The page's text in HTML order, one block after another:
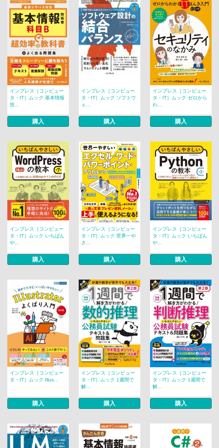
インプレス［コンピュー
タ・IT］ムック 基本情報
技...
購入
インプレス［コンピュー
タ・IT］ムック ソフトウ
ェ...
購入
インプレス［コンピュー
タ・IT］ムック ゼロから
わ...
購入
インプレス［コンピュー
タ・IT］ムック いちばん
や...
購入
インプレス［コンピュー
タ・IT］ムック 世界一や
さ...
購入
インプレス［コンピュー
タ・IT］ムック いちばん
や...
購入
インプレス［コンピュー
タ・IT］ムック Illus...
購入
インプレス［コンピュー
タ・IT］ムック 1週間で
解...
購入
インプレス［コンピュー
タ・IT］ムック 1週間で
解...
購入